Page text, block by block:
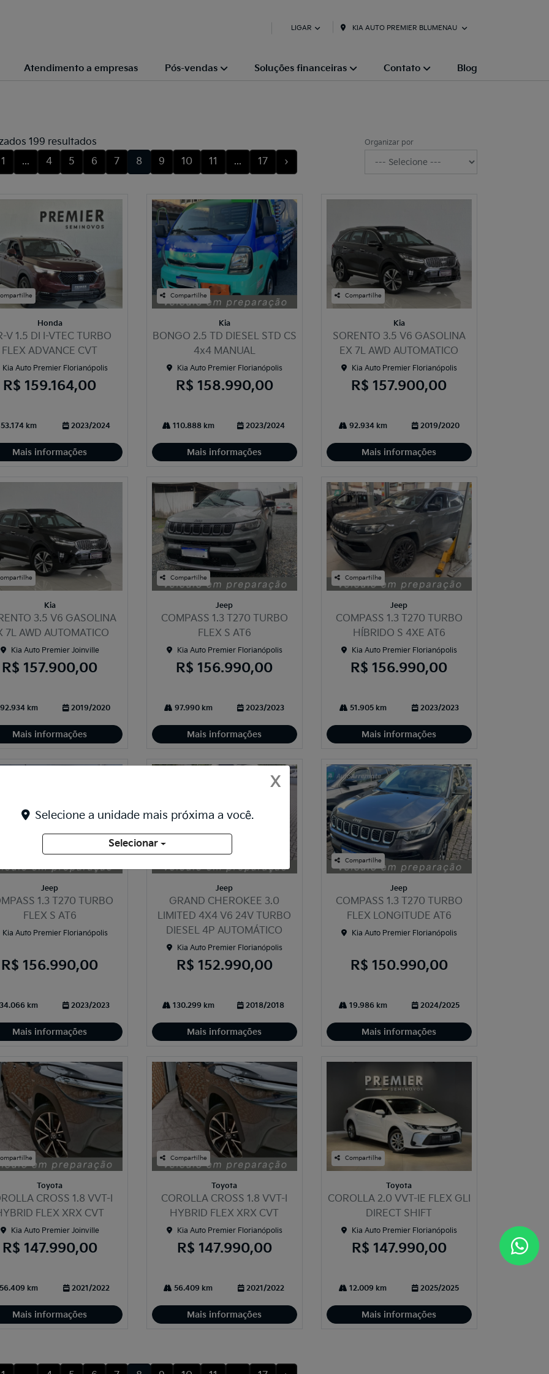
LIGAR KIA AUTO PREMIER BLUMENAU
Atendimento a empresas Pós-vendas Soluções financeiras Contato Blog
199 resultados
1
... 4 5 6 7 8 9 10 11 ... 17 ›
Organizar por
Honda
V 1.5 DI I-VTEC TURBO
FLEX ADVANCE CVT
Kia Auto Premier Florianópolis
R$ 159.164,00
km 2023/2024
Mais informações
Compartilhe
Kia
BONGO 2.5 TD DIESEL STD CS
4x4 MANUAL
Kia Auto Premier Florianópolis
R$ 158.990,00
110.888 km 2023/2024
Mais informações
Compartilhe
Kia
SORENTO 3.5 V6 GASOLINA
EX 7L AWD AUTOMATICO
Kia Auto Premier Florianópolis
R$ 157.900,00
92.934 km 2019/2020
Mais informações
Kia
3.5 V6 GASOLINA
7L AWD AUTOMATICO
Kia Auto Premier Joinville
R$ 157.900,00
km 2019/2020
Mais informações
Compartilhe
Jeep
COMPASS 1.3 T270 TURBO
FLEX S AT6
Kia Auto Premier Florianópolis
R$ 156.990,00
97.990 km 2023/2023
Mais informações
Compartilhe
Jeep
COMPASS 1.3 T270 TURBO
HÍBRIDO S 4XE AT6
Kia Auto Premier Florianópolis
R$ 156.990,00
51.905 km 2023/2023
Mais informações
Jeep
1.3 T270 TURBO
FLEX S AT6
Kia Auto Premier Florianópolis
R$ 156.990,00
km 2023/2023
Mais informações
Jeep
GRAND CHEROKEE 3.0
LIMITED 4X4 V6 24V TURBO
DIESEL 4P AUTOMÁTICO
Kia Auto Premier Florianópolis
R$ 152.990,00
130.299 km 2018/2018
Mais informações
Compartilhe
Jeep
COMPASS 1.3 T270 TURBO
FLEX LONGITUDE AT6
Kia Auto Premier Florianópolis
R$ 150.990,00
19.986 km 2024/2025
Mais informações
Toyota
CROSS 1.8 VVT-I
FLEX XRX CVT
Kia Auto Premier Joinville
R$ 147.990,00
km 2021/2022
Mais informações
Compartilhe
Toyota
COROLLA CROSS 1.8 VVT-I
HYBRID FLEX XRX CVT
Kia Auto Premier Florianópolis
R$ 147.990,00
56.409 km 2021/2022
Mais informações
Compartilhe
Toyota
COROLLA 2.0 VVT-IE FLEX GLI
DIRECT SHIFT
Kia Auto Premier Florianópolis
R$ 147.990,00
12.009 km 2025/2025
Mais informações
X
Selecione a unidade mais próxima a você.
Selecionar